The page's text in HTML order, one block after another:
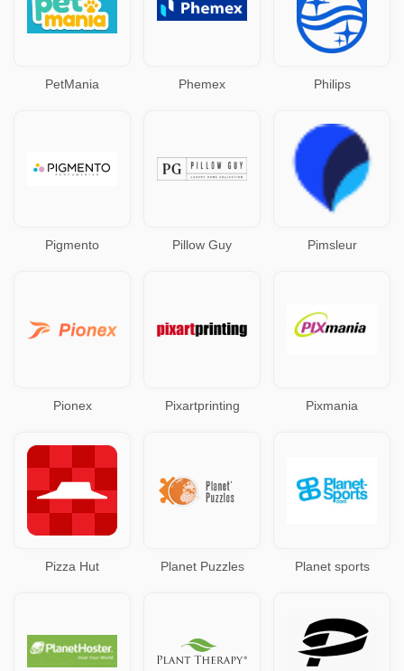
PetMania Phemex Philips
Pigmento Pillow Guy Pimsleur
Pionex Pixartprinting Pixmania
Pizza Hut Planet Puzzles Planet sports